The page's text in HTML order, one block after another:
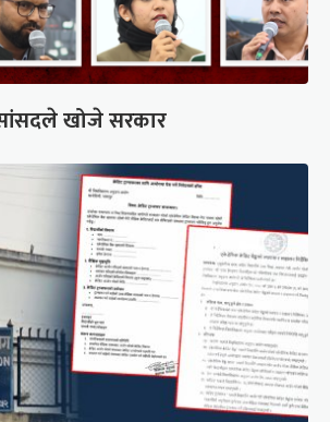
खोजे सरकार